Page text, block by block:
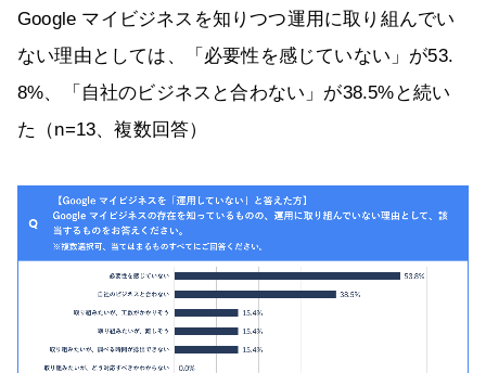
Google マイビジネスを知りつつ運用に取り組んでい
ない理由としては、「必要性を感じていない」が53.
8%、「自社のビジネスと合わない」が38.5%と続い
た（n=13、複数回答）